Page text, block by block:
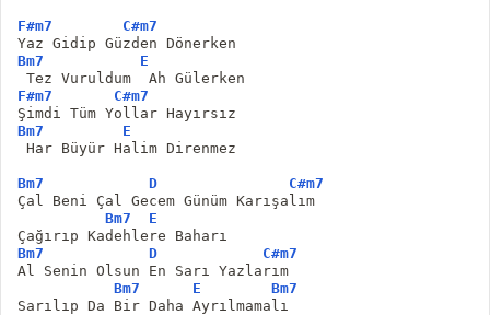
F#m7
C#m7
Yaz Gidip Güzden Dönerken
Bm7
E
Tez Vuruldum  Ah Gülerken
F#m7
C#m7
Şimdi Tüm Yollar Hayırsız
Bm7
E
Har Büyür Halim Direnmez
Bm7 D
C#m7
Çal Beni Çal Gecem Günüm Karışalım
Bm7
E
Çağırıp Kadehlere Baharı
Bm7
D
C#m7
Al Senin Olsun En Sarı Yazlarım
Bm7
E
Bm7
Sarılıp Da Bir Daha Ayrılmamalı